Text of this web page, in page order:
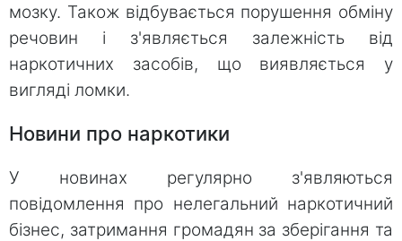
мозку. Також відбувається порушення обміну
речовин і з'являється залежність від
наркотичних засобів, що виявляється у
вигляді ломки.
Новини про наркотики
У новинах регулярно з'являються
повідомлення про нелегальний наркотичний
бізнес, затримання громадян за зберігання та